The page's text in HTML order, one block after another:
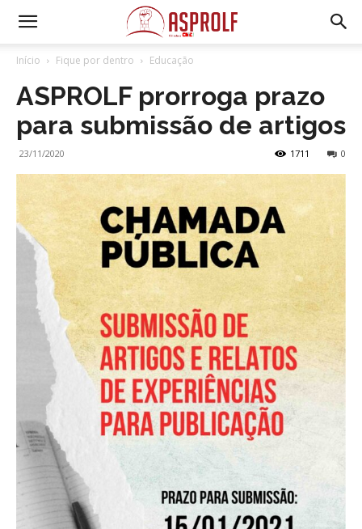
Início Fique por dentro Educação
ASPROLF prorroga prazo
para submissão de artigos
23/11/2020 0
1711